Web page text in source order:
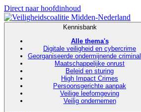
Direct naar hoofdinhoud
Kennisbank
Alle thema's
Digitale veiligheid en cybercrime
Georganiseerde ondermijnende
Maatschappelijke onrust
Beleid en sturing
High Impact Crimes
Persoonsgerichte aanpak
Veilige leefomgeving
Veilig ondernemen